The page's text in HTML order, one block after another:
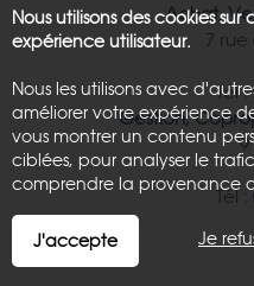
Achat,
7 rue
Tél :
Gestion,
Tél :
Nous utilisons des cookies
expérience utilisateur.
Nous les utilisons avec
améliorer votre expérience
vous montrer un contenu
ciblées, pour analyser le
comprendre la provenance
J'accepte Je